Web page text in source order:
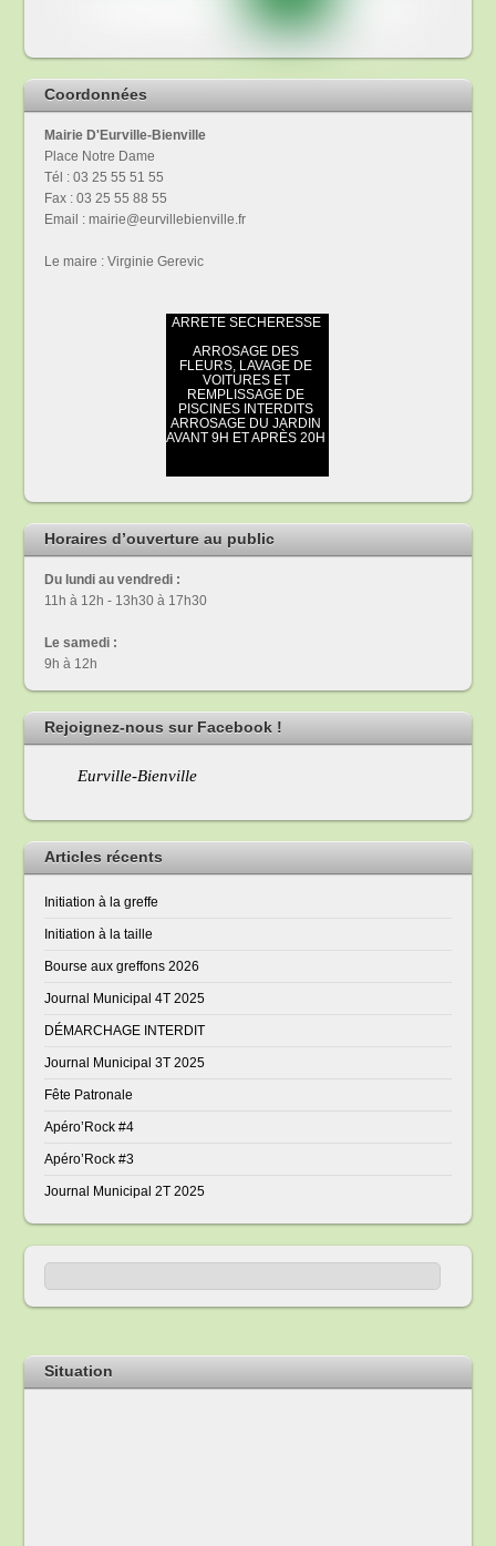
Coordonnées
Mairie D'Eurville-Bienville
Place Notre Dame
Tél : 03 25 55 51 55
Fax : 03 25 55 88 55
Email : mairie@eurvillebienville.fr
Le maire : Virginie Gerevic
Horaires d’ouverture au public
Du lundi au vendredi :
11h à 12h - 13h30 à 17h30
Le samedi :
9h à 12h
Rejoignez-nous sur Facebook !
Eurville-Bienville
Articles récents
Initiation à la greffe
Initiation à la taille
Bourse aux greffons 2026
Journal Municipal 4T 2025
DÉMARCHAGE INTERDIT
Journal Municipal 3T 2025
Fête Patronale
Apéro’Rock #4
Apéro’Rock #3
Journal Municipal 2T 2025
Situation